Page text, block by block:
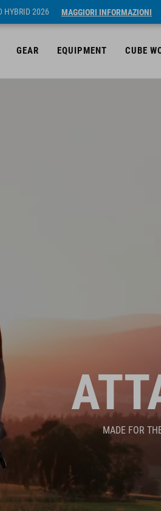
HYBRID 2026 MAGGIORI INFORMAZIONI
GEAR EQUIPMENT CUBE
MADE FOR